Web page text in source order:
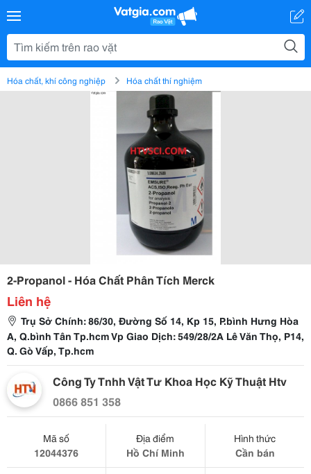
Hóa chất, khí công nghiệp Hóa chất thí nghiệm
2-Propanol - Hóa Chất Phân Tích Merck
Liên hệ
Trụ Sở Chính: 86/30, Đường Số 14, Kp 15, P.bình Hưng Hòa
A, Q.bình Tân Tp.hcm Vp Giao Dịch: 549/28/2A Lê Văn Thọ, P14,
Q. Gò Vấp, Tp.hcm
Công Ty Tnhh Vật Tư Khoa Học Kỹ Thuật Htv
0866 851 358
Mã số
12044376
Địa điểm
Hồ Chí Minh
Hình thức
Cần bán